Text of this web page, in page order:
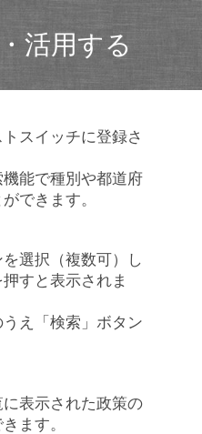
活用する
スイッチに登録さ
能で種別や都道府
できます。
選択（複数可）し
すと表示されま
え「検索」ボタン
表示された政策の
ます。